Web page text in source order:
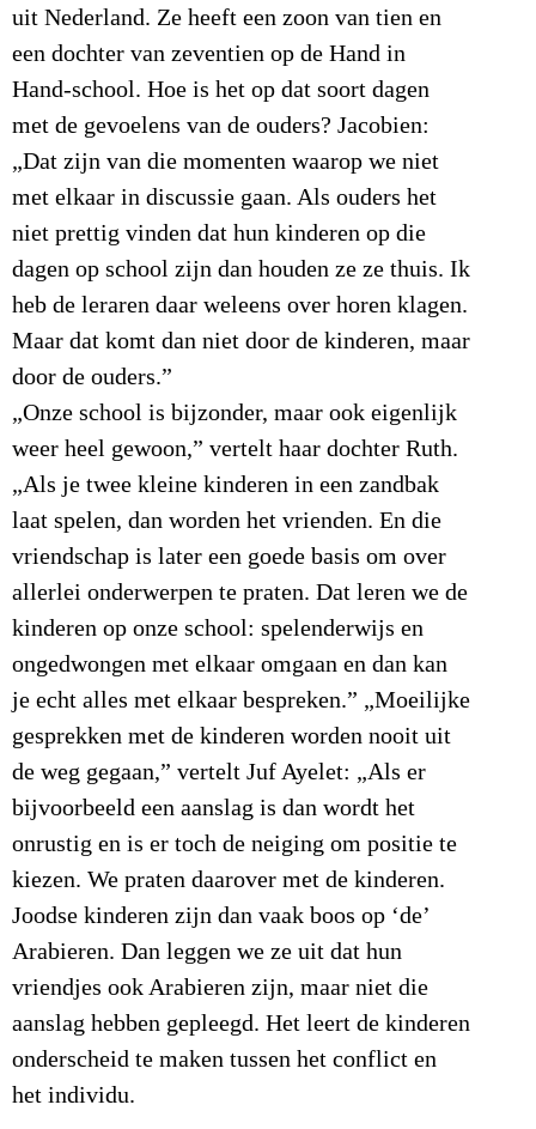
uit Nederland. Ze heeft een zoon van tien en
een dochter van zeventien op de Hand in
Hand-school. Hoe is het op dat soort dagen
met de gevoelens van de ouders? Jacobien:
„Dat zijn van die momenten waarop we niet
met elkaar in discussie gaan. Als ouders het
niet prettig vinden dat hun kinderen op die
dagen op school zijn dan houden ze ze thuis. Ik
heb de leraren daar weleens over horen klagen.
Maar dat komt dan niet door de kinderen, maar
door de ouders.”
„Onze school is bijzonder, maar ook eigenlijk
weer heel gewoon,” vertelt haar dochter Ruth.
„Als je twee kleine kinderen in een zandbak
laat spelen, dan worden het vrienden. En die
vriendschap is later een goede basis om over
allerlei onderwerpen te praten. Dat leren we de
kinderen op onze school: spelenderwijs en
ongedwongen met elkaar omgaan en dan kan
je echt alles met elkaar bespreken.” „Moeilijke
gesprekken met de kinderen worden nooit uit
de weg gegaan,” vertelt Juf Ayelet: „Als er
bijvoorbeeld een aanslag is dan wordt het
onrustig en is er toch de neiging om positie te
kiezen. We praten daarover met de kinderen.
Joodse kinderen zijn dan vaak boos op ‘de’
Arabieren. Dan leggen we ze uit dat hun
vriendjes ook Arabieren zijn, maar niet die
aanslag hebben gepleegd. Het leert de kinderen
onderscheid te maken tussen het conflict en
het individu.